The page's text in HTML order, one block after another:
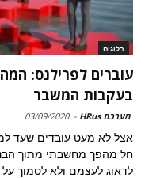
בלוגים
עוברים לפרילנס:
בעקבות המשבר
מערכת HRus -
03/09/2020
אצל לא מעט עובדים שעד
חל מהפך מחשבתי מתוך
לדאוג לעצמם ולא לסמוך